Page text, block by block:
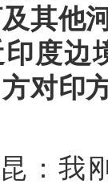
其他
度边
对印
：我